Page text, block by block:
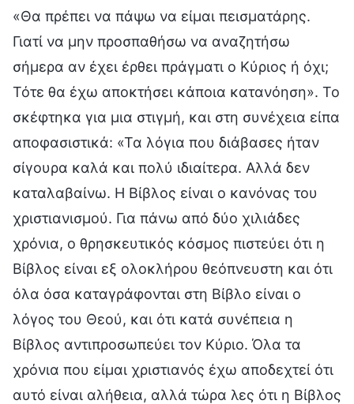
«Θα πρέπει να πάψω να είμαι πεισματάρης.
Γιατί να μην προσπαθήσω να αναζητήσω
σήμερα αν έχει έρθει πράγματι ο Κύριος ή όχι;
Τότε θα έχω αποκτήσει κάποια κατανόηση». Το
σκέφτηκα για μια στιγμή, και στη συνέχεια είπα
αποφασιστικά: «Τα λόγια που διάβασες ήταν
σίγουρα καλά και πολύ ιδιαίτερα. Αλλά δεν
καταλαβαίνω. Η Βίβλος είναι ο κανόνας του
χριστιανισμού. Για πάνω από δύο χιλιάδες
χρόνια, ο θρησκευτικός κόσμος πιστεύει ότι η
Βίβλος είναι εξ ολοκλήρου θεόπνευστη και ότι
όλα όσα καταγράφονται στη Βίβλο είναι ο
λόγος του Θεού, και ότι κατά συνέπεια η
Βίβλος αντιπροσωπεύει τον Κύριο. Όλα τα
χρόνια που είμαι χριστιανός έχω αποδεχτεί ότι
αυτό είναι αλήθεια, αλλά τώρα λες ότι η Βίβλος